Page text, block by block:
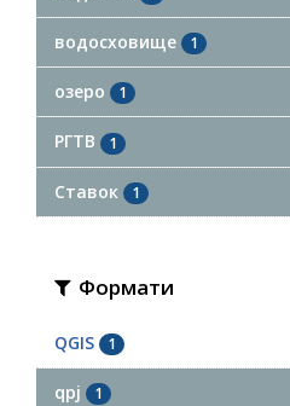
водосховище 1
озеро 1
РГТВ 1
Ставок 1
Формати
QGIS 1
qpj 1